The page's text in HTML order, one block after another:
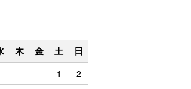
木 金 土 日
1
2